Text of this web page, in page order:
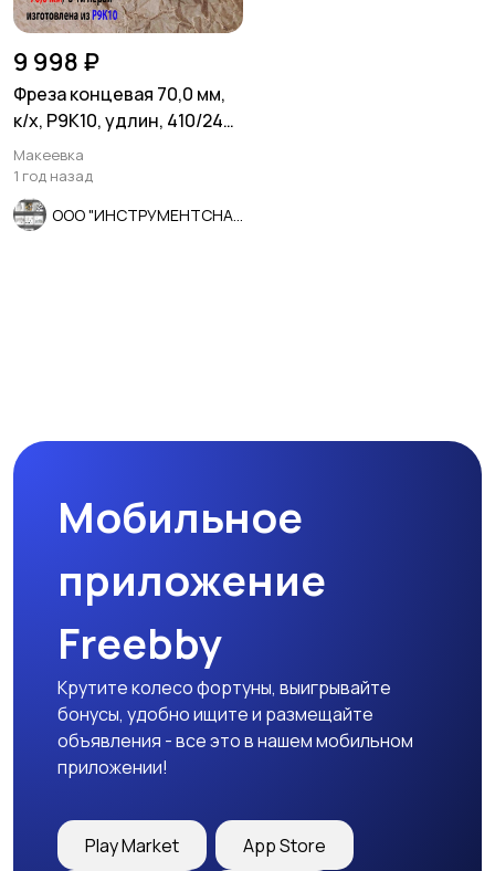
9 998 ₽
Фреза концевая 70,0 мм,
к/х, Р9К10, удлин, 410/240
мм, Z6, КМ5, СССР.
Макеевка
1 год назад
Мобильное
приложение
Freebby
Крутите колесо фортуны, выигрывайте
бонусы, удобно ищите и размещайте
объявления - все это в нашем мобильном
приложении!
Play Market App Store